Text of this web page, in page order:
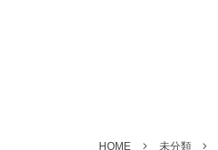
HOME 未分類